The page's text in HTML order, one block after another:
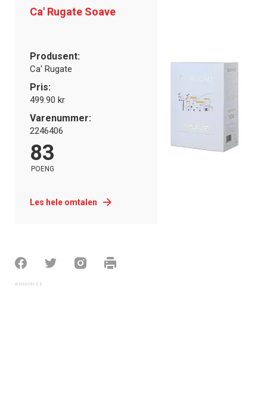
Ca' Rugate Soave
Produsent:
Ca' Rugate
Pris:
499.90 kr
Varenummer:
2246406
83
POENG
Les hele omtalen